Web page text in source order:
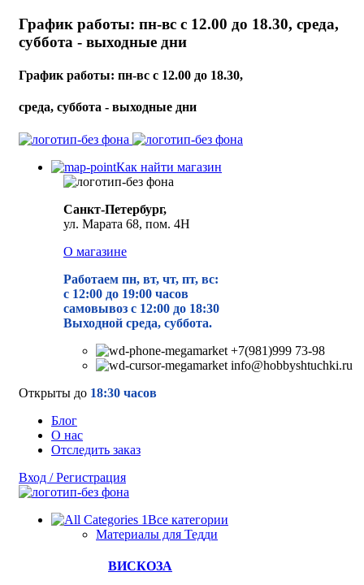
График работы: пн-вс с 12.00 до 18.30, среда,
суббота - выходные дни
График работы: пн-вс с 12.00 до 18.30,
среда, суббота - выходные дни
Как найти магазин
Санкт-Петербург,
ул. Марата 68, пом. 4Н
О магазине
Работаем пн, вт, чт, пт, вс:
с 12:00 до 19:00 часов
самовывоз с 12:00 до 18:30
Выходной среда, суббота.
+7(981)999 73-98
info@hobbyshtuchki.ru
Открыты до 18:30 часов
Блог
О нас
Отследить заказ
Вход / Регистрация
Все категории
Материалы для Тедди
ВИСКОЗА